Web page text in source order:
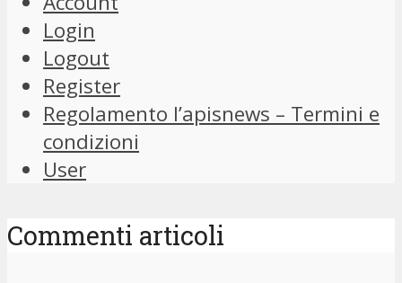
Login
Logout
Register
Regolamento l’apisnews – Termini e
condizioni
User
Commenti articoli